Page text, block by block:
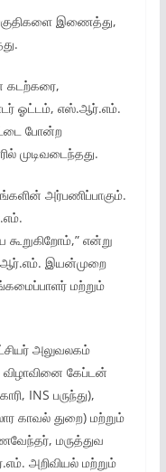
பகுதிகளை இணைத்து,
கடற்கரை,
ஓட்டம், எஸ்.ஆர்.எம்.
போன்ற
முடிவடைந்தது.
அர்பணிப்பாகும்.
என்று
இயன்முறை
மற்றும்
அலுவலகம்
கேப்டன்
INS பருந்து),
காவல் துறை) மற்றும்
மருத்துவ
அறிவியல் மற்றும்